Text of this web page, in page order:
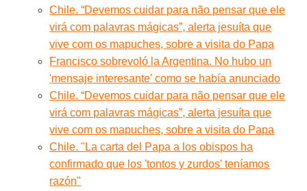
Chile. “Devemos cuidar para não pensar que ele
virá com palavras mágicas”, alerta jesuíta que
vive com os mapuches, sobre a visita do Papa
Francisco sobrevoló la Argentina. No hubo un
'mensaje interesante' como se había anunciado
Chile. “Devemos cuidar para não pensar que ele
virá com palavras mágicas”, alerta jesuíta que
vive com os mapuches, sobre a visita do Papa
Chile. "La carta del Papa a los obispos ha
confirmado que los 'tontos y zurdos' teníamos
razón"